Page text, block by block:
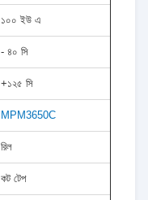
১০০ ইউ এ
- ৪০ সি
+১২৫ সি
MPM3650C
রিল
কট টেপ